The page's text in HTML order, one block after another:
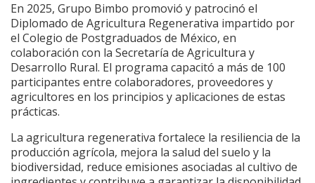
En 2025, Grupo Bimbo promovió y patrocinó el
Diplomado de Agricultura Regenerativa impartido por
el Colegio de Postgraduados de México, en
colaboración con la Secretaría de Agricultura y
Desarrollo Rural. El programa capacitó a más de 100
participantes entre colaboradores, proveedores y
agricultores en los principios y aplicaciones de estas
prácticas.
La agricultura regenerativa fortalece la resiliencia de la
producción agrícola, mejora la salud del suelo y la
biodiversidad, reduce emisiones asociadas al cultivo de